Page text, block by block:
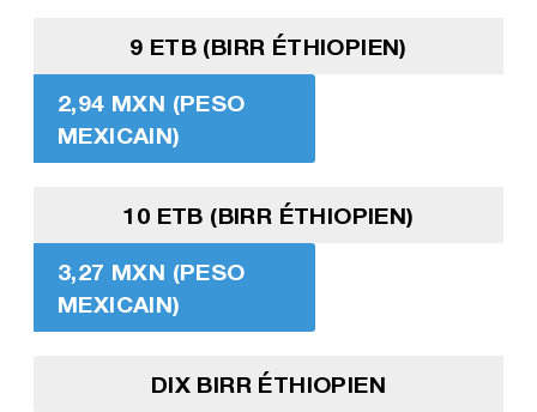
9 ETB (BIRR ÉTHIOPIEN)
2,94 MXN (PESO
MEXICAIN)
10 ETB (BIRR ÉTHIOPIEN)
3,27 MXN (PESO
MEXICAIN)
DIX BIRR ÉTHIOPIEN